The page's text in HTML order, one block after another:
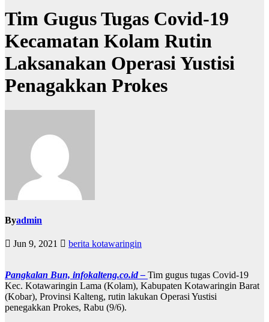
Tim Gugus Tugas Covid-19
Kecamatan Kolam Rutin
Laksanakan Operasi Yustisi
Penagakkan Prokes
Byadmin
Jun 9, 2021 berita kotawaringin
Pangkalan Bun, infokalteng.co.id – Tim gugus tugas Covid-19
Kec. Kotawaringin Lama (Kolam), Kabupaten Kotawaringin Barat
(Kobar), Provinsi Kalteng, rutin lakukan Operasi Yustisi
penegakkan Prokes, Rabu (9/6).